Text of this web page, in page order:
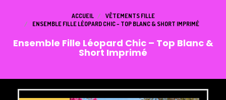
ACCUEIL
VÊTEMENTS FILLE
ENSEMBLE FILLE LÉOPARD CHIC – TOP BLANC & SHORT IMPRIMÉ
Ensemble Fille Léopard Chic – Top Blanc &
Short Imprimé